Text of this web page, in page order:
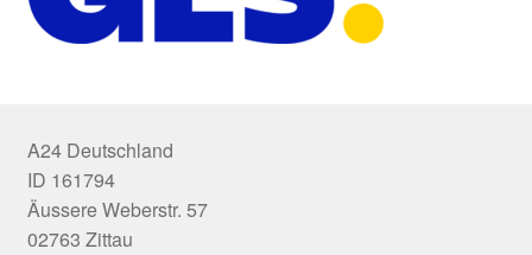
A24 Deutschland
ID 161794
Äussere Weberstr. 57
02763 Zittau